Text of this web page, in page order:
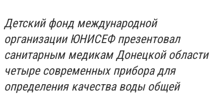
Детский фонд международной
организации ЮНИСЕФ презентовал
санитарным медикам Донецкой области
четыре современных прибора для
определения качества воды общей